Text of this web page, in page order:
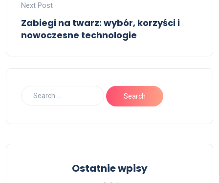
Next Post
Zabiegi na twarz: wybór, korzyści i
nowoczesne technologie
Ostatnie wpisy